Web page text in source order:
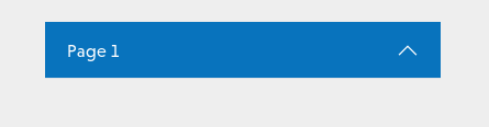
Page 1